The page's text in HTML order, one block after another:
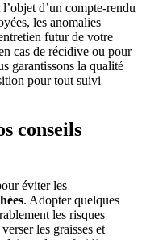
d’un compte-rendu
les anomalies
futur de votre
cas de récidive ou pour
garantissons la qualité
pour tout suivi
conseils
éviter les
. Adopter quelques
les risques
les graisses et